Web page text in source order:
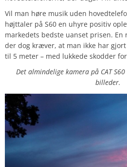
Vil man høre musik uden
højttaler på S60 en uhyre positiv
markedets bedste uanset prisen. En
der dog kræver, at man ikke har
til 5 meter – med lukkede skodder
Det almindelige kamera på CAT
billeder.